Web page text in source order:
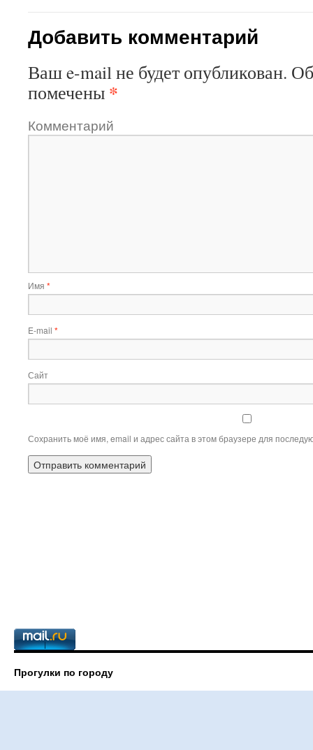
Добавить комментарий
Ваш e-mail не будет опубликован.
помечены *
Комментарий
Имя *
E-mail *
Сайт
Сохранить моё имя, email и адрес сайта в этом браузере для
Прогулки по городу